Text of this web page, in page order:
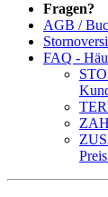
Fragen?
AGB /
FAQ -